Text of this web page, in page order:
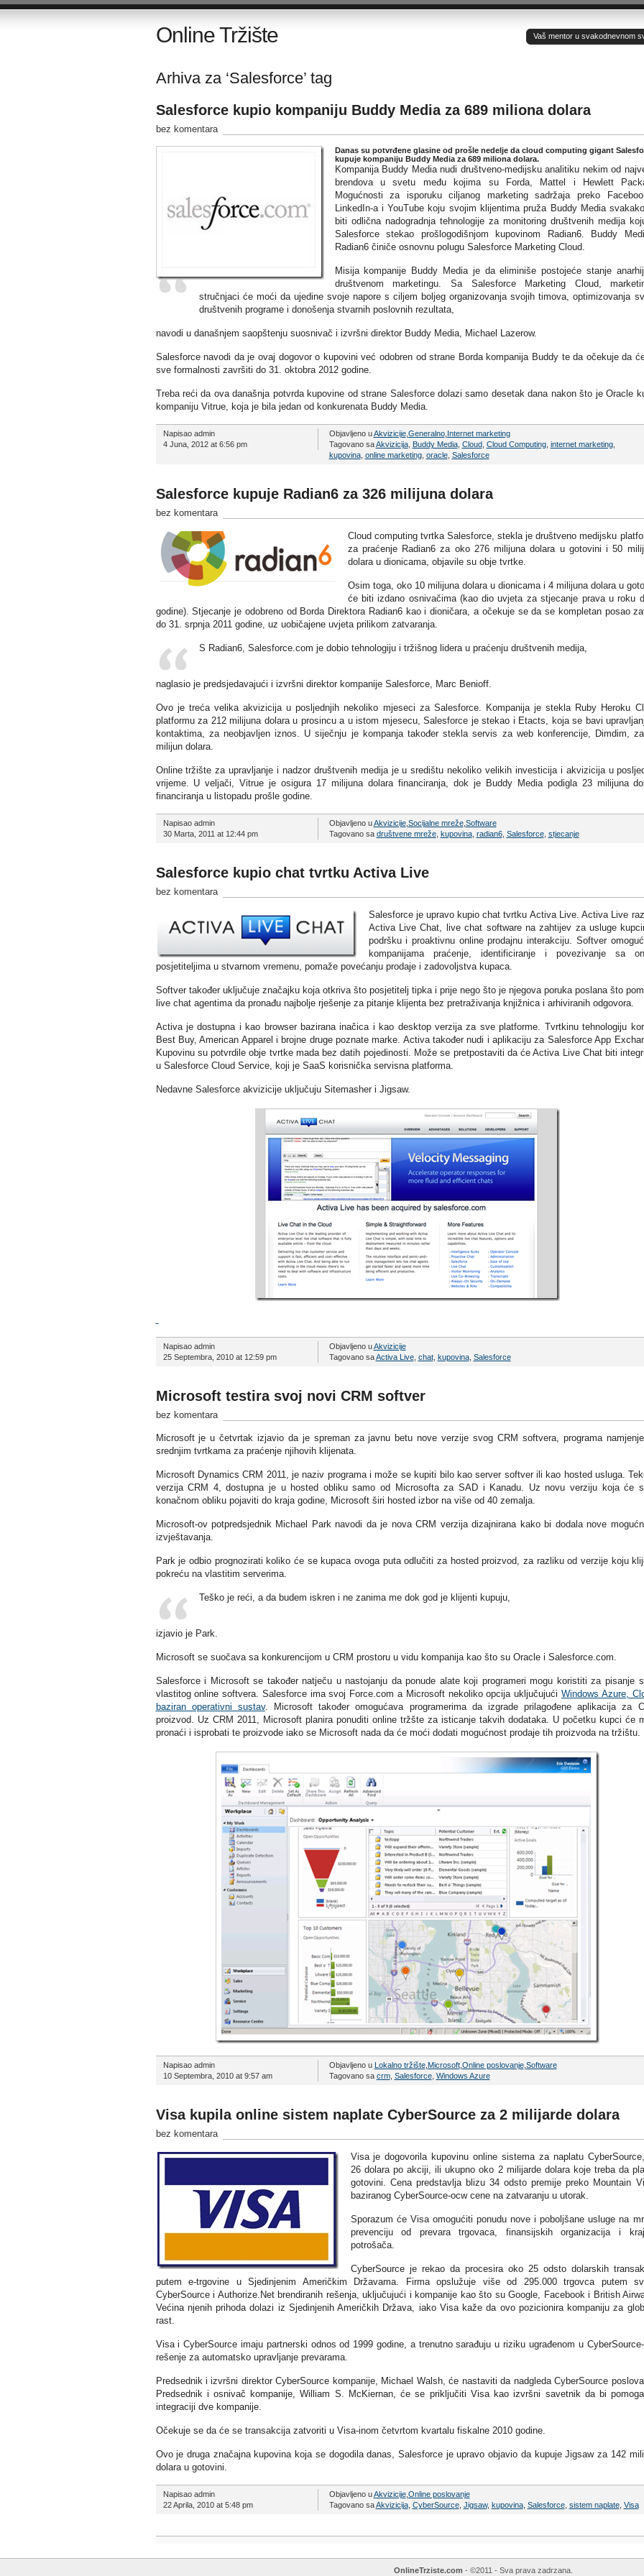
Online Tržište Vaš mentor u svakodnevnom
Arhiva za ‘Salesforce’ tag
Salesforce kupio kompaniju Buddy Media za 689 miliona dolara
bez komentara
Danas su potvrđene glasine od prošle nedelje da cloud computing gigant
kupuje kompaniju Buddy Media za 689 miliona dolara.
Kompanija Buddy Media nudi društveno-medijsku analitiku nekim od
brendova u svetu među kojima su Forda, Mattel i Hewlett
Mogućnosti za isporuku ciljanog marketing sadržaja preko
LinkedIn-a i YouTube koju svojim klijentima pruža Buddy Media
biti odlična nadogradnja tehnologije za monitoring društvenih medija
Salesforce stekao prošlogodišnjom kupovinom Radian6. Buddy
Radian6 činiče osnovnu polugu Salesforce Marketing Cloud.
Misija kompanije Buddy Media je da eliminiše postojeće stanje
društvenom marketingu. Sa Salesforce Marketing Cloud,
stručnjaci će moći da ujedine svoje napore s ciljem boljeg organizovanja svojih timova, optimizovanja
društvenih programe i donošenja stvarnih poslovnih rezultata,
navodi u današnjem saopštenju suosnivač i izvršni direktor Buddy Media, Michael Lazerow.
Salesforce navodi da je ovaj dogovor o kupovini već odobren od strane Borda kompanija Buddy te da očekuje da
sve formalnosti završiti do 31. oktobra 2012 godine.
Treba reći da ova današnja potvrda kupovine od strane Salesforce dolazi samo desetak dana nakon što je Oracle
kompaniju Vitrue, koja je bila jedan od konkurenata Buddy Media.
Napisao admin
4 Juna, 2012 at 6:56 pm
Objavljeno uAkvizicije, Generalno, Internet marketing
Tagovano saAkvizicija, Buddy Media, Cloud, Cloud Computing, internet marketing,
kupovina, online marketing, oracle, Salesforce
Salesforce kupuje Radian6 za 326 milijuna dolara
bez komentara
Cloud computing tvrtka Salesforce, stekla je društveno medijsku
za praćenje Radian6 za oko 276 milijuna dolara u gotovini i 50
dolara u dionicama, objavile su obje tvrtke.
Osim toga, oko 10 milijuna dolara u dionicama i 4 milijuna dolara u
će biti izdano osnivačima (kao dio uvjeta za stjecanje prava u roku
godine). Stjecanje je odobreno od Borda Direktora Radian6 kao i dioničara, a očekuje se da se kompletan posao
do 31. srpnja 2011 godine, uz uobičajene uvjeta prilikom zatvaranja.
S Radian6, Salesforce.com je dobio tehnologiju i tržišnog lidera u praćenju društvenih medija,
naglasio je predsjedavajući i izvršni direktor kompanije Salesforce, Marc Benioff.
Ovo je treća velika akvizicija u posljednjih nekoliko mjeseci za Salesforce. Kompanija je stekla Ruby Heroku
platformu za 212 milijuna dolara u prosincu a u istom mjesecu, Salesforce je stekao i Etacts, koja se bavi
kontaktima, za neobjavljen iznos. U siječnju je kompanja također stekla servis za web konferencije, Dimdim,
milijun dolara.
Online tržište za upravljanje i nadzor društvenih medija je u središtu nekoliko velikih investicija i akvizicija u
vrijeme. U veljači, Vitrue je osigura 17 milijuna dolara financiranja, dok je Buddy Media podigla 23 milijuna
financiranja u listopadu prošle godine.
Napisao admin
30 Marta, 2011 at 12:44 pm
Objavljeno uAkvizicije, Socijalne mreže, Software
Tagovano sa društvene mreže, kupovina, radian6, Salesforce, stjecanje
Salesforce kupio chat tvrtku Activa Live
bez komentara
Salesforce je upravo kupio chat tvrtku Activa Live. Activa Live
Activa Live Chat, live chat software na zahtijev za usluge
podršku i proaktivnu online prodajnu interakciju. Softver
kompanijama praćenje, identificiranje i povezivanje sa
posjetiteljima u stvarnom vremenu, pomaže povećanju prodaje i zadovoljstva kupaca.
Softver također uključuje značajku koja otkriva što posjetitelj tipka i prije nego što je njegova poruka poslana što
live chat agentima da pronađu najbolje rješenje za pitanje klijenta bez pretraživanja knjižnica i arhiviranih odgovora.
Activa je dostupna i kao browser bazirana inačica i kao desktop verzija za sve platforme. Tvrtkinu tehnologiju
Best Buy, American Apparel i brojne druge poznate marke. Activa također nudi i aplikaciju za Salesforce App
Kupovinu su potvrdile obje tvrtke mada bez datih pojedinosti. Može se pretpostaviti da će Activa Live Chat biti
u Salesforce Cloud Service, koji je SaaS korisnička servisna platforma.
Nedavne Salesforce akvizicije uključuju Sitemasher i Jigsaw.
Napisao admin
25 Septembra, 2010 at 12:59 pm
Objavljeno uAkvizicije
Tagovano saActiva Live, chat, kupovina, Salesforce
Microsoft testira svoj novi CRM softver
bez komentara
Microsoft je u četvrtak izjavio da je spreman za javnu betu nove verzije svog CRM softvera, programa
srednjim tvrtkama za praćenje njihovih klijenata.
Microsoft Dynamics CRM 2011, je naziv programa i može se kupiti bilo kao server softver ili kao hosted usluga.
verzija CRM 4, dostupna je u hosted obliku samo od Microsofta za SAD i Kanadu. Uz novu verziju koja će
konačnom obliku pojaviti do kraja godine, Microsoft širi hosted izbor na više od 40 zemalja.
Microsoft-ov potpredsjednik Michael Park navodi da je nova CRM verzija dizajnirana kako bi dodala nove
izvještavanja.
Park je odbio prognozirati koliko će se kupaca ovoga puta odlučiti za hosted proizvod, za razliku od verzije koju
pokreću na vlastitim serverima.
Teško je reći, a da budem iskren i ne zanima me dok god je klijenti kupuju,
izjavio je Park.
Microsoft se suočava sa konkurencijom u CRM prostoru u vidu kompanija kao što su Oracle i Salesforce.com.
Salesforce i Microsoft se također natječu u nastojanju da ponude alate koji programeri mogu koristiti za pisanje
vlastitog online softvera. Salesforce ima svoj Force.com a Microsoft nekoliko opcija uključujući Windows Azure,
baziran operativni sustav. Microsoft također omogućava programerima da izgrade prilagođene aplikacija za
proizvod. Uz CRM 2011, Microsoft planira ponuditi online tržšte za isticanje takvih dodataka. U početku kupci će
pronaći i isprobati te proizvode iako se Microsoft nada da će moći dodati mogućnost prodaje tih proizvoda na tržištu.
Napisao admin
10 Septembra, 2010 at 9:57 am
Objavljeno u Lokalno tržište, Microsoft, Online poslovanje, Software
Tagovano sa crm, Salesforce, Windows Azure
Visa kupila online sistem naplate CyberSource za 2 milijarde dolara
bez komentara
Visa je dogovorila kupovinu online sistema za naplatu
26 dolara po akciji, ili ukupno oko 2 milijarde dolara koje treba da
gotovini. Cena predstavlja blizu 34 odsto premije preko Mountain
baziranog CyberSource-ocw cene na zatvaranju u utorak.
Sporazum će Visa omogućiti ponudu nove i poboljšane usluge na
prevenciju od prevara trgovaca, finansijskih organizacija i
potrošača.
CyberSource je rekao da procesira oko 25 odsto dolarskih
putem e-trgovine u Sjedinjenim Američkim Državama. Firma opslužuje više od 295.000 trgovca putem
CyberSource i Authorize.Net brendiranih rešenja, uključujući i kompanije kao što su Google, Facebook i British
Većina njenih prihoda dolazi iz Sjedinjenih Američkih Država, iako Visa kaže da ovo pozicionira kompaniju za
rast.
Visa i CyberSource imaju partnerski odnos od 1999 godine, a trenutno sarađuju u riziku ugrađenom u
rešenje za automatsko upravljanje prevarama.
Predsednik i izvršni direktor CyberSource kompanije, Michael Walsh, će nastaviti da nadgleda CyberSource
Predsednik i osnivač kompanije, William S. McKiernan, će se priključiti Visa kao izvršni savetnik da bi
integraciji dve kompanije.
Očekuje se da će se transakcija zatvoriti u Visa-inom četvrtom kvartalu fiskalne 2010 godine.
Ovo je druga značajna kupovina koja se dogodila danas, Salesforce je upravo objavio da kupuje Jigsaw za 142
dolara u gotovini.
Napisao admin
22 Aprila, 2010 at 5:48 pm
Objavljeno uAkvizicije, Online poslovanje
Tagovano saAkvizicija, CyberSource, Jigsaw, kupovina, Salesforce, sistem naplate, Visa
OnlineTrziste.com - ©2011 - Sva prava zadrzana.